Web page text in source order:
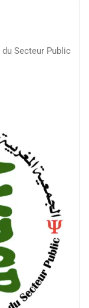
Secteur Public